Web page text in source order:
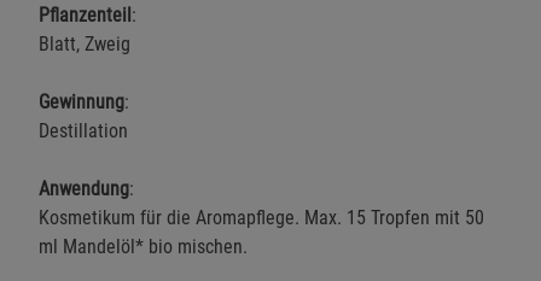
Pflanzenteil:
Blatt, Zweig
Gewinnung:
Destillation
Anwendung:
Kosmetikum für die Aromapflege. Max. 15 Tropfen mit 50
ml Mandelöl* bio mischen.